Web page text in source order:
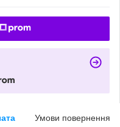
Умови повернення